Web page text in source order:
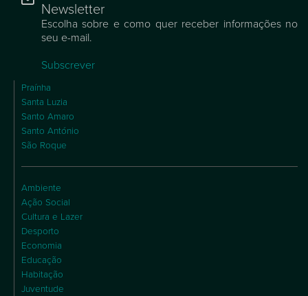
Newsletter
Escolha sobre e como quer receber informações no
seu e-mail.
Subscrever
Praínha
Santa Luzia
Santo Amaro
Santo António
São Roque
Ambiente
Ação Social
Cultura e Lazer
Desporto
Economia
Educação
Habitação
Juventude